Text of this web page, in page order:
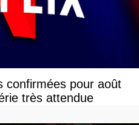
confirmées pour août
très attendue